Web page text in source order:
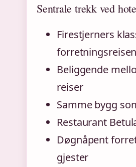
Sentrale trekk ved
Firestjerners
Beliggende
reiser
Samme bygg
Restaurant
Døgnåpent
gjester